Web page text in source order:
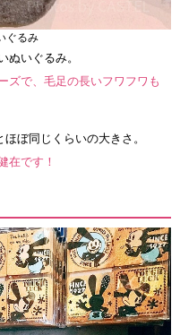
ぐるみ
ぬいぐるみ。
ズで、毛足の長いフワフワも
ぼ同じくらいの大きさ。
在です！